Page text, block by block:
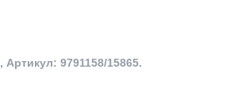
Артикул: 9791158/15865.